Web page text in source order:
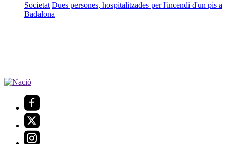
Societat Dues persones, hospitalitzades per l'incendi d'un pis a
Badalona